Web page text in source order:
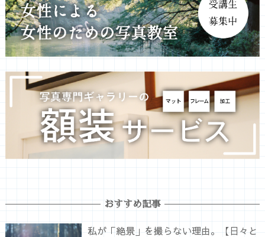
おすすめ記事
私が「絶景」を撮らない理由。【日々と